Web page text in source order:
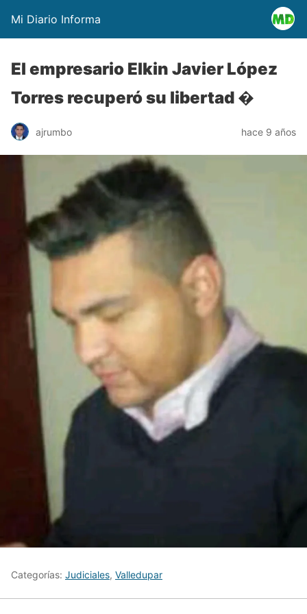
Mi Diario Informa
El empresario Elkin Javier López
Torres recuperó su libertad �
ajrumbo hace 9 años
Categorías: Judiciales, Valledupar